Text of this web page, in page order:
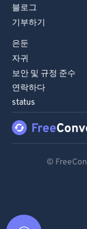
블로그
기부하기
은둔
자귀
보안 및 규정 준수
연락하다
status
©